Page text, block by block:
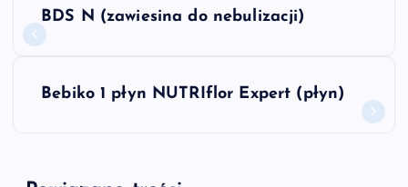
a
g
BDS N (zawiesina do nebulizacji)
Bebiko 1 płyn NUTRIflor Expert (płyn)